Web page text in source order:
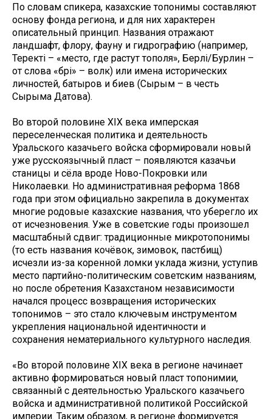
По словам спикера, казахские топонимы составляют
основу фонда региона, и для них характерен
описательный принцип. Названия отражают
ландшафт, флору, фауну и гидрографию (например,
Теректі – «место, где растут тополя», Берлі/Бурлин –
от слова «бөрі» – волк) или имена исторических
личностей, батыров и биев (Сырым – в честь
Сырыма Датова).
Во второй половине XIX века имперская
переселенческая политика и деятельность
Уральского казачьего войска сформировали новый
уже русскоязычный пласт – появляются казачьи
станицы и сёла вроде Ново-Покровки или
Николаевки. Но административная реформа 1868
года при этом официально закрепила в документах
многие родовые казахские названия, что уберегло их
от исчезновения. Уже в советские годы произошел
масштабный сдвиг: традиционные микротопонимы
(то есть названия кочёвок, зимовок, пастбищ)
исчезли из-за коренной ломки уклада жизни, уступив
место партийно-политическим советским названиям,
но после обретения Казахстаном независимости
начался процесс возвращения исторических
топонимов – это стало ключевым инструментом
укрепления национальной идентичности и
сохранения нематериального культурного наследия.
«Во второй половине XIX века в регионе начинает
активно формироваться новый пласт топонимии,
связанный с деятельностью Уральского казачьего
войска и административной политикой Российской
империи. Таким образом, в регионе формируется